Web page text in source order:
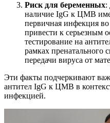
Риск для беременных:
наличие IgG к ЦМВ
первичная инфекция
привести к серьезным
тестирование на
рамках пренатального
передачи вируса от
Эти факты подчеркивают
антител IgG к ЦМВ в
инфекцией.